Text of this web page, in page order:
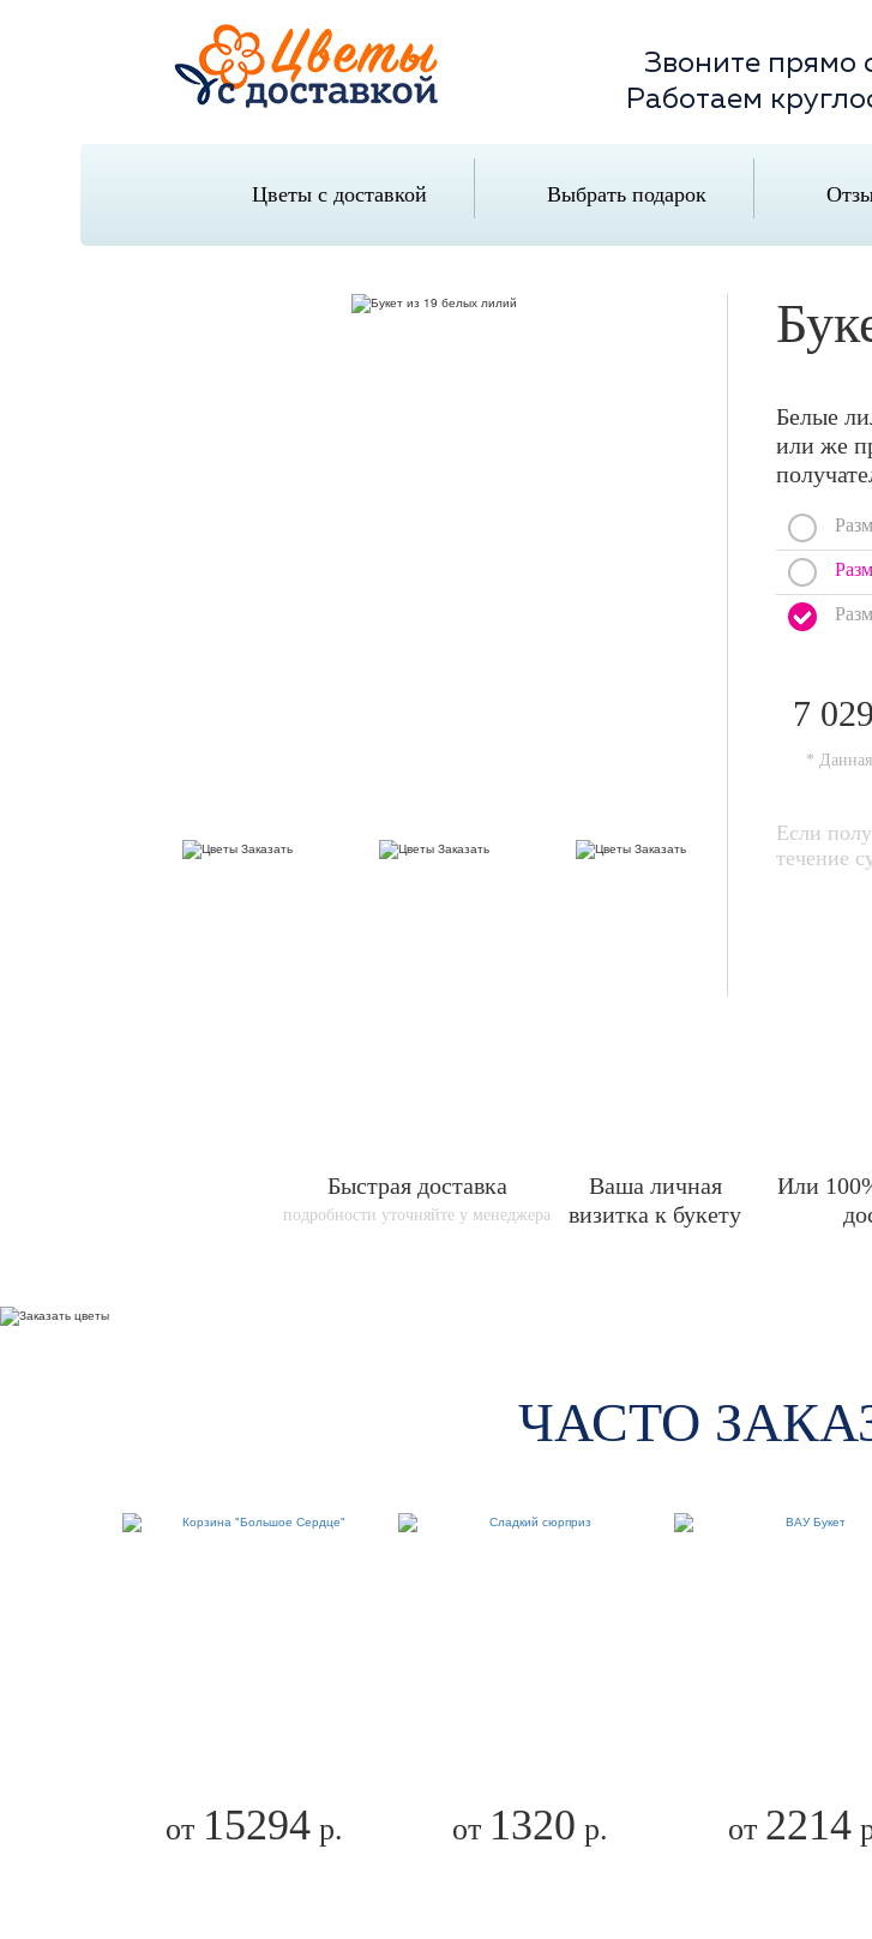
Звоните прямо
Работаем
Цветы с доставкой Выбрать подарок
Белые
или же
7 029
* Данная
Если
течение
Быстрая доставка
подробности уточняйте у менеджера
Ваша личная
визитка к букету
Или
ЧАСТО
от 15294 р. от 1320 р. от 2214